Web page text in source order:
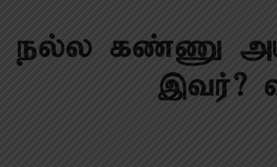
நல்ல கண்ணு
இவர்?